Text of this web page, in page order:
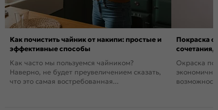
Как почистить чайник от накипи: простые и
эффективные способы
Как часто мы пользуемся чайником?
Наверно, не будет преувеличением сказать,
что это самая востребованная...
Покраска
сочетания,
Окраска